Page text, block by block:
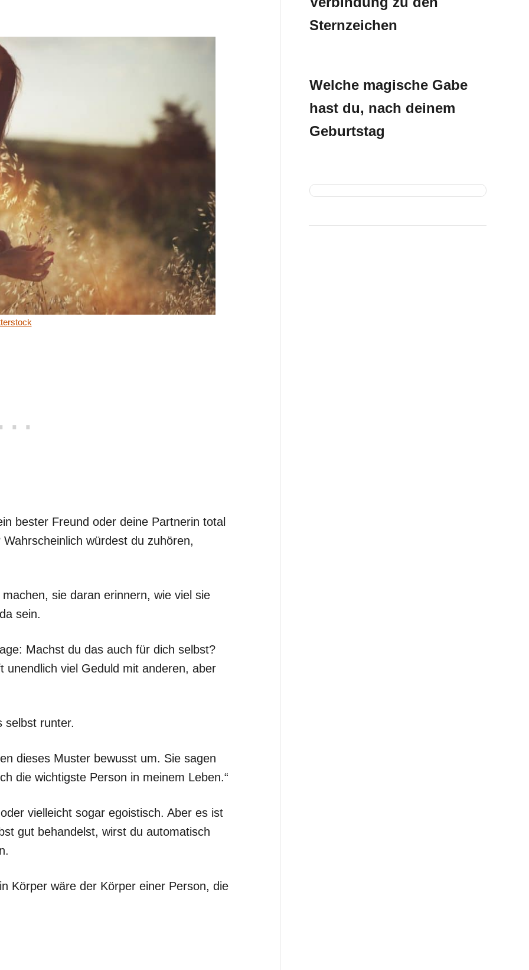
bester Freund oder deine Partnerin total
würdest du zuhören,
sie daran erinnern, wie viel sie
sein.
Machst du das auch für dich selbst?
viel Geduld mit anderen, aber
selbst runter.
dieses Muster bewusst um. Sie sagen
die wichtigste Person in meinem Leben.“
vielleicht sogar egoistisch. Aber es ist
gut behandelst, wirst du automatisch
Körper wäre der Körper einer Person, die
Sternzeichen
Welche magische Gabe
hast du, nach deinem
Geburtstag